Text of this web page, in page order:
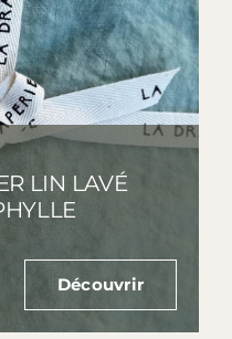
LIN LAVÉ
:
€
Découvrir